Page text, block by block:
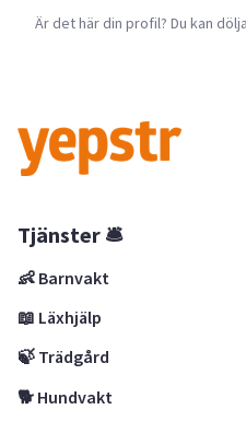
Är det här din profil? Du kan
Tjänster 🛎
👶 Barnvakt
📖 Läxhjälp
🍃 Trädgård
🐕 Hundvakt